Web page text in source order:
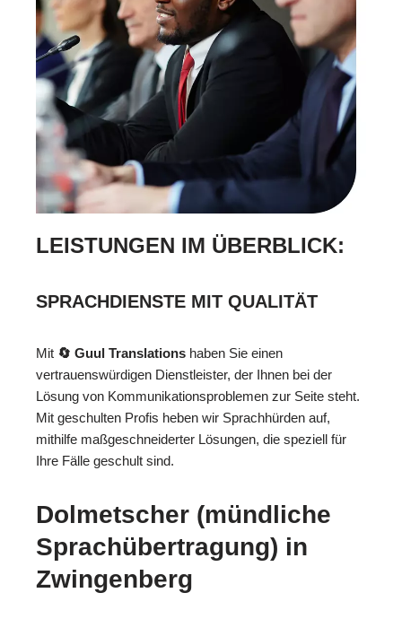
LEISTUNGEN IM ÜBERBLICK:
SPRACHDIENSTE MIT QUALITÄT
Mit 🔄 Guul Translations haben Sie einen
vertrauenswürdigen Dienstleister, der Ihnen bei der
Lösung von Kommunikationsproblemen zur Seite steht.
Mit geschulten Profis heben wir Sprachhürden auf,
mithilfe maßgeschneiderter Lösungen, die speziell für
Ihre Fälle geschult sind.
Dolmetscher (mündliche
Sprachübertragung) in
Zwingenberg